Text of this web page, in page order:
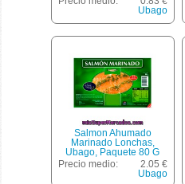
Ubago
Salmon Ahumado
Marinado Lonchas,
Ubago, Paquete 80 G
Precio medio:
2.05 €
Ubago